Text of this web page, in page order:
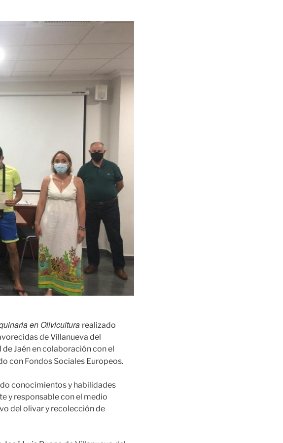
en Olivicultura realizado
de Villanueva del
Jaén en colaboración con el
con Fondos Sociales Europeos.
conocimientos y habilidades
y responsable con el medio
del olivar y recolección de